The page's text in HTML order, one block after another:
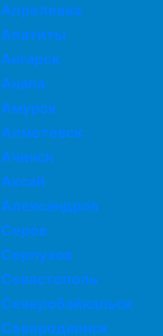
Апрелевка
Апатиты
Ангарск
Анапа
Амурск
Алметевск
Ачинск
Аксай
Александров
Серов
Серпухов
Севастополь
Северобайкальск
Северодвинск